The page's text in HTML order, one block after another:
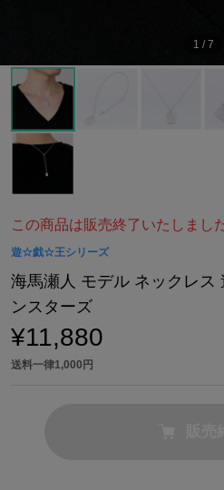
1 /7
この商品は販売終了いたしまし
遊☆戯☆王シリーズ
海馬瀬人 モデル ネックレ
ンスターズ
¥11,880
送料一律1,000円